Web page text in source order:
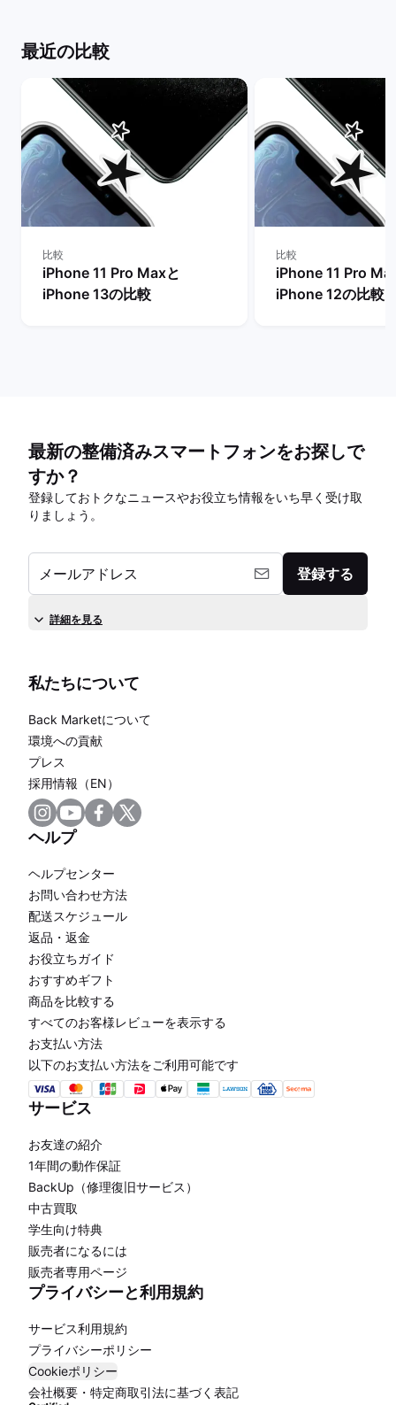
最近の比較
比較
iPhone 11 Pro Maxと
iPhone 13の比較
比較
iPhone 11 Pro
iPhone 12の比較
最新の整備済みスマートフォンをお探しで
すか？
登録しておトクなニュースやお役立ち情報をいち早く受け取
りましょう。
メールアドレス 登録する
詳細を見る
私たちについて
Back Marketについて
環境への貢献
プレス
採用情報（EN）
ヘルプ
ヘルプセンター
お問い合わせ方法
配送スケジュール
返品・返金
お役立ちガイド
おすすめギフト
商品を比較する
すべてのお客様レビューを表示する
お支払い方法
以下のお支払い方法をご利用可能です
サービス
お友達の紹介
1年間の動作保証
BackUp（修理復旧サービス）
中古買取
学生向け特典
販売者になるには
販売者専用ページ
プライバシーと利用規約
サービス利用規約
プライバシーポリシー
Cookieポリシー
会社概要・特定商取引法に基づく表記